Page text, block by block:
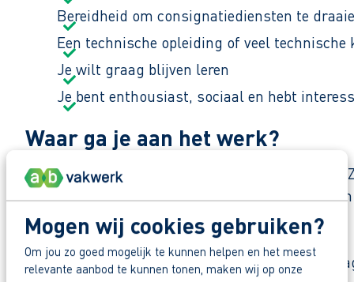
Mogen wij cookies gebruiken?
Om jou zo goed mogelijk te kunnen helpen en het meest
relevante aanbod te kunnen tonen, maken wij op onze
Bereidheid om consignatiediensten te
Een technische opleiding of veel technische
Je wilt graag blijven leren
Je bent enthousiast, sociaal en hebt
Waar ga je aan het werk?
Je werkt bij een groeiend bedrijf in
melkinstallaties van DeLaval. Sinds 2019
Zo maak je werk van jouw toekomst
Reageer nu op deze vacature. Al binnen 1